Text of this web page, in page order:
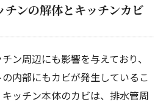
チンの解体とキッチンカビ
ン周辺にも影響を与えており、
内部にもカビが発生しているこ
ッチン本体のカビは、排水管周